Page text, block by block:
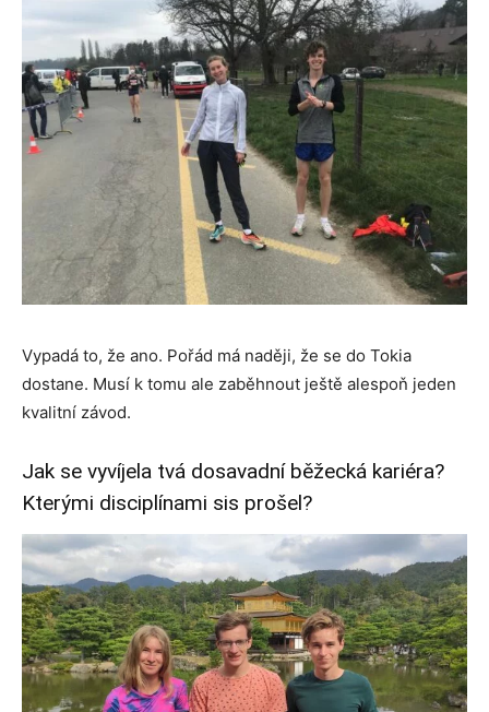
Vypadá to, že ano. Pořád má naději, že se do Tokia
dostane. Musí k tomu ale zaběhnout ještě alespoň jeden
kvalitní závod.
Jak se vyvíjela tvá dosavadní běžecká kariéra?
Kterými disciplínami sis prošel?